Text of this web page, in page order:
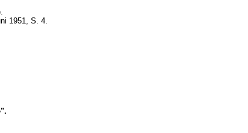
1951, S. 4.